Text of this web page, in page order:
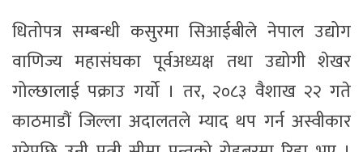
धितोपत्र सम्बन्धी कसुरमा सिआईबीले नेपाल उद्योग
वाणिज्य महासंघका पूर्वअध्यक्ष तथा उद्योगी शेखर
गोल्छालाई पक्राउ गर्यो । तर, २०८३ वैशाख २२ गते
काठमाडौं जिल्ला अदालतले म्याद थप गर्न अस्वीकार